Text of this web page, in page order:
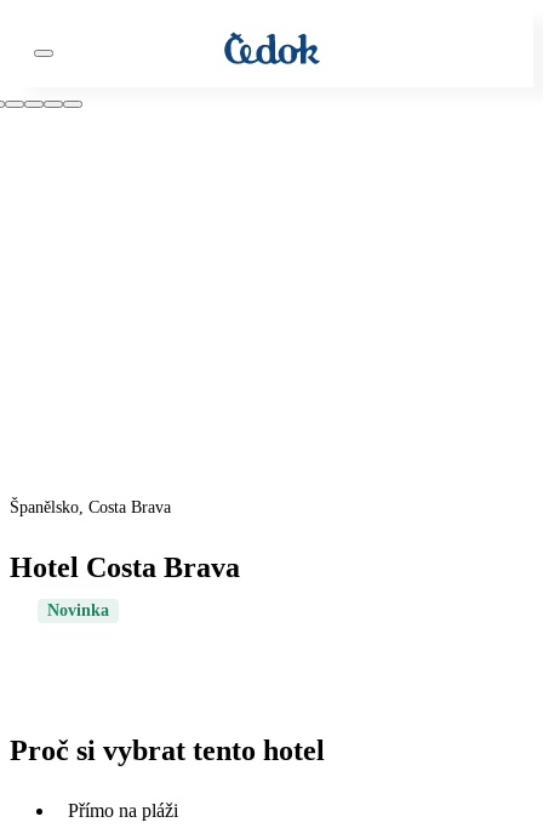
Španělsko, Costa Brava
Hotel Costa Brava
Novinka
Proč si vybrat tento hotel
Přímo na pláži